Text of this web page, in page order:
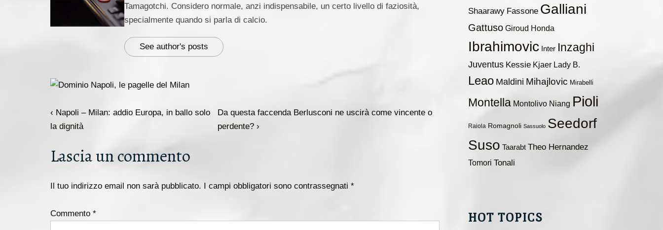
Tamagotchi. Considero normale, anzi indispensabile, un certo livello di faziosità,
specialmente quando si parla di calcio.
See author's posts
Navigazione
articoli
L'articolo
precedente
‹ Napoli – Milan: addio Europa, in ballo solo
la dignità
Il
prossimo
Da questa faccenda Berlusconi ne uscirà come vincente o
perdente? ›
Lascia un commento
Il tuo indirizzo email non sarà pubblicato. I campi obbligatori sono contrassegnati *
Commento *
Shaarawy Fassone Galliani
Gattuso Giroud Honda
Ibrahimovic Inter Inzaghi
Juventus Kessie Kjaer Lady B.
Leao Maldini Mihajlovic Mirabelli
Montella Montolivo Niang Pioli
Raiola Romagnoli Sassuolo Seedorf
Suso Taarabt Theo Hernandez
Tomori Tonali
HOT TOPICS